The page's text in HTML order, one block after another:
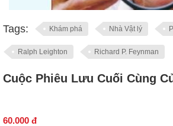
Tags: Khám phá Nhà Vật lý
Ralph Leighton Richard P. Feynman
Cuộc Phiêu Lưu Cuối Cùng
60.000 đ